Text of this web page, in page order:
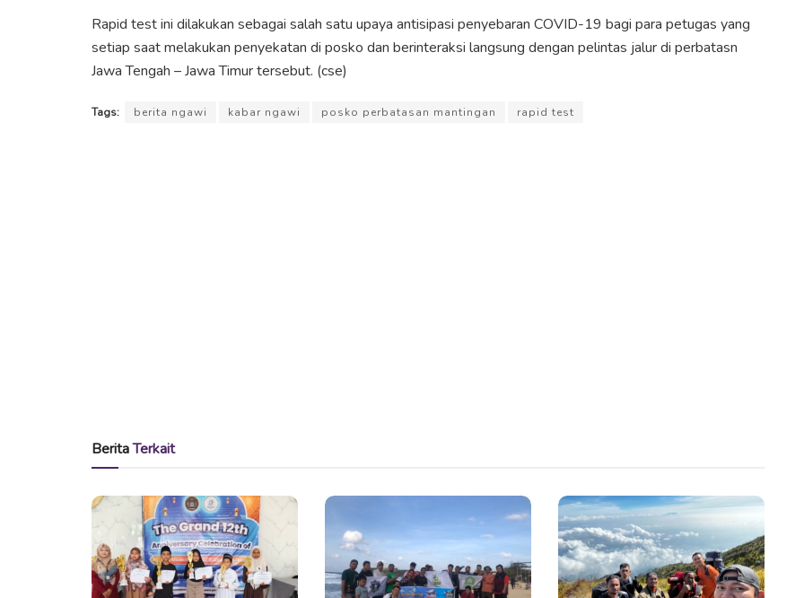
Rapid test ini dilakukan sebagai salah satu upaya antisipasi penyebaran COVID-19 bagi para petugas yang
setiap saat melakukan penyekatan di posko dan berinteraksi langsung dengan pelintas jalur di perbatasn
Jawa Tengah – Jawa Timur tersebut. (cse)
Tags: berita ngawi kabar ngawi posko perbatasan mantingan rapid test
BeritaTerkait